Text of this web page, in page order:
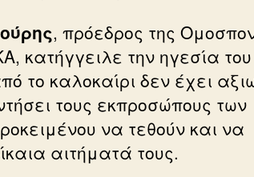
, πρόεδρος της
κατήγγειλε την ηγεσία
το καλοκαίρι δεν έχει
τους εκπροσώπους των
να τεθούν και να
αιτήματά τους.